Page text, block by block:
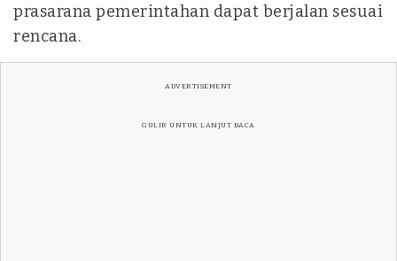
prasarana pemerintahan dapat berjalan sesuai
rencana.
ADVERTISEMENT
GULIR UNTUK LANJUT BACA